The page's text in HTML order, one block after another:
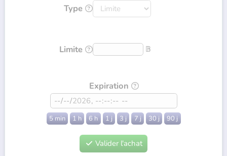
Type 
Limite  𝔹
Expiration 
5 min 1 h 6 h 1 j 3 j 7 j 30 j 90 j
 Valider l'achat